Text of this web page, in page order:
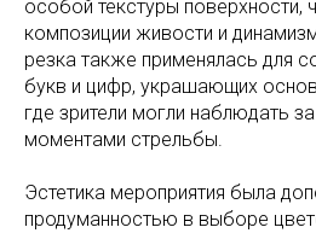
особой текстуры поверхности,
композиции живости и
резка также применялась для
букв и цифр, украшающих
где зрители могли наблюдать
моментами стрельбы.
Эстетика мероприятия была
продуманностью в выборе